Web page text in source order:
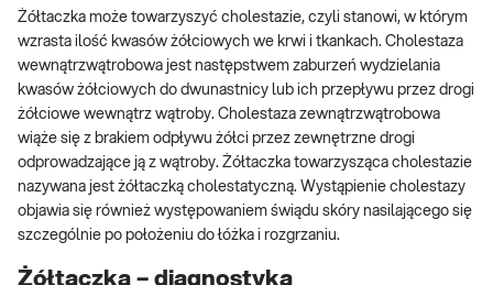
Żółtaczka może towarzyszyć cholestazie, czyli stanowi, w którym
wzrasta ilość kwasów żółciowych we krwi i tkankach. Cholestaza
wewnątrzwątrobowa jest następstwem zaburzeń wydzielania
kwasów żółciowych do dwunastnicy lub ich przepływu przez drogi
żółciowe wewnątrz wątroby. Cholestaza zewnątrzwątrobowa
wiąże się z brakiem odpływu żółci przez zewnętrzne drogi
odprowadzające ją z wątroby. Żółtaczka towarzysząca cholestazie
nazywana jest żółtaczką cholestatyczną. Wystąpienie cholestazy
objawia się również występowaniem świądu skóry nasilającego się
szczególnie po położeniu do łóżka i rozgrzaniu.
Żółtaczka – diagnostyka